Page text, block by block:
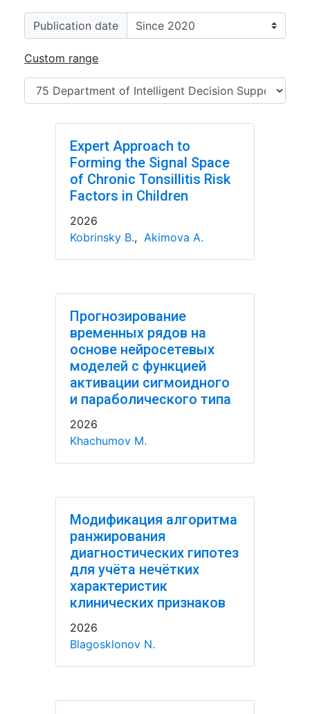
Publication date
Custom range
Expert Approach to
Forming the Signal Space
of Chronic Tonsillitis Risk
Factors in Children
2026
Kobrinsky B., Akimova A.
Прогнозирование
временных рядов на
основе нейросетевых
моделей с функцией
активации сигмоидного
и параболического типа
2026
Khachumov M.
Модификация алгоритма
ранжирования
диагностических гипотез
для учёта нечётких
характеристик
клинических признаков
2026
Blagosklonov N.